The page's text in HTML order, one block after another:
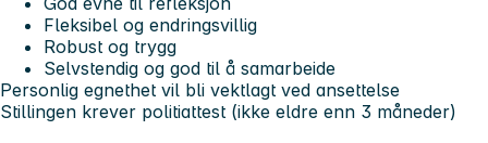
Fleksibel og endringsvillig
Robust og trygg
Selvstendig og god til å samarbeide
Personlig egnethet vil bli vektlagt ved ansettelse
Stillingen krever politiattest (ikke eldre enn 3 måneder)